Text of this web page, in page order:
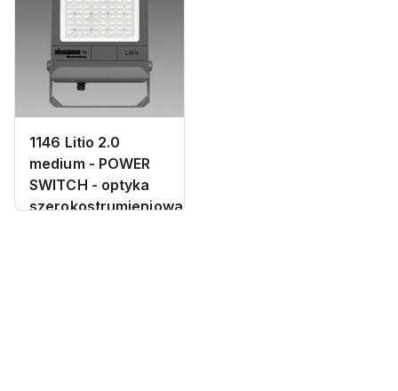
1146 Litio 2.0
medium - POWER
SWITCH - optyka
szerokostrumieniowa